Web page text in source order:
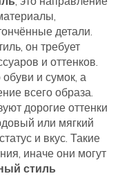
детали.
, он требует
и оттенков.
и сумок, а
всего образа.
дорогие оттенки
или мягкий
и вкус. Такие
иначе они могут
стиль